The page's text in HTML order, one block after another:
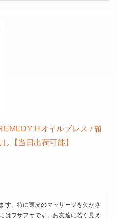
Hオイルブレス / 箱
【当日出荷可能】
す。特に頭皮のマッサージを欠かさ
はフサフサです。お友達に若く見え